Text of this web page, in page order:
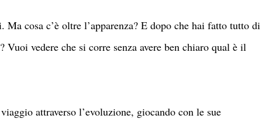
cosa c’è oltre l’apparenza? E dopo che hai fatto tutto di
Vuoi vedere che si corre senza avere ben chiaro qual è il
attraverso l’evoluzione, giocando con le sue